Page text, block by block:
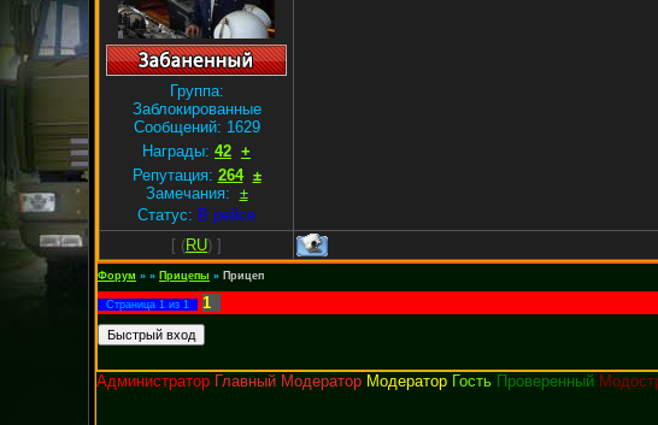
Группа:
Заблокированные
Сообщений: 1629
Награды: 42 +
Репутация: 264 ±
Замечания: ±
Статус: В рейсе
[ (RU) ]
Форум » » Прицепы » Прицеп
Страница 1 из 1
1
Администратор Главный Модератор Модератор Гость Проверенный